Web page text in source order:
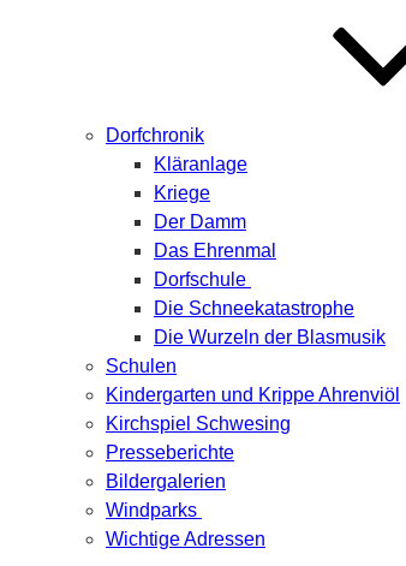
Dorfchronik
Kläranlage
Kriege
Der Damm
Das Ehrenmal
Dorfschule
Die Schneekatastrophe
Die Wurzeln der Blasmusik
Schulen
Kindergarten und Krippe Ahrenviöl
Kirchspiel Schwesing
Presseberichte
Bildergalerien
Windparks
Wichtige Adressen